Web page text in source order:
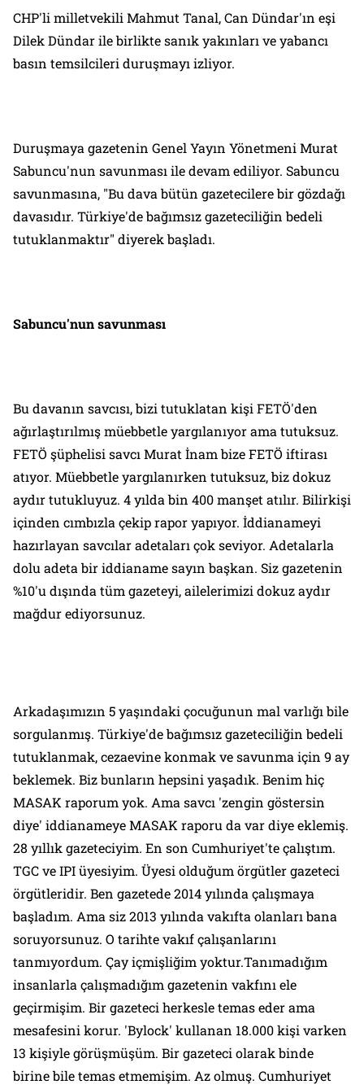
CHP'li milletvekili Mahmut Tanal, Can Dündar'ın eşi
Dilek Dündar ile birlikte sanık yakınları ve yabancı
basın temsilcileri duruşmayı izliyor.
Duruşmaya gazetenin Genel Yayın Yönetmeni Murat
Sabuncu'nun savunması ile devam ediliyor. Sabuncu
savunmasına, "Bu dava bütün gazetecilere bir gözdağı
davasıdır. Türkiye'de bağımsız gazeteciliğin bedeli
tutuklanmaktır" diyerek başladı.
Sabuncu'nun savunması
Bu davanın savcısı, bizi tutuklatan kişi FETÖ'den
ağırlaştırılmış müebbetle yargılanıyor ama tutuksuz.
FETÖ şüphelisi savcı Murat İnam bize FETÖ iftirası
atıyor. Müebbetle yargılanırken tutuksuz, biz dokuz
aydır tutukluyuz. 4 yılda bin 400 manşet atılır. Bilirkişi
içinden cımbızla çekip rapor yapıyor. İddianameyi
hazırlayan savcılar adetaları çok seviyor. Adetalarla
dolu adeta bir iddianame sayın başkan. Siz gazetenin
%10'u dışında tüm gazeteyi, ailelerimizi dokuz aydır
mağdur ediyorsunuz.
Arkadaşımızın 5 yaşındaki çocuğunun mal varlığı bile
sorgulanmış. Türkiye'de bağımsız gazeteciliğin bedeli
tutuklanmak, cezaevine konmak ve savunma için 9 ay
beklemek. Biz bunların hepsini yaşadık. Benim hiç
MASAK raporum yok. Ama savcı 'zengin göstersin
diye' iddianameye MASAK raporu da var diye eklemiş.
28 yıllık gazeteciyim. En son Cumhuriyet'te çalıştım.
TGC ve IPI üyesiyim. Üyesi olduğum örgütler gazeteci
örgütleridir. Ben gazetede 2014 yılında çalışmaya
başladım. Ama siz 2013 yılında vakıfta olanları bana
soruyorsunuz. O tarihte vakıf çalışanlarını
tanmıyordum. Çay içmişliğim yoktur.Tanımadığım
insanlarla çalışmadığım gazetenin vakfını ele
geçirmişim. Bir gazeteci herkesle temas eder ama
mesafesini korur. 'Bylock' kullanan 18.000 kişi varken
13 kişiyle görüşmüşüm. Bir gazeteci olarak binde
birine bile temas etmemişim. Az olmuş. Cumhuriyet